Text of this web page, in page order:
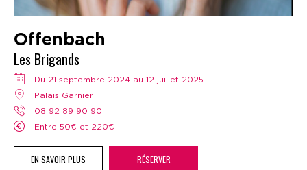
Offenbach
Les Brigands
Du 21 septembre 2024 au 12 juillet 2025
Palais Garnier
08 92 89 90 90
Entre 50€ et 220€
EN SAVOIR PLUS RÉSERVER